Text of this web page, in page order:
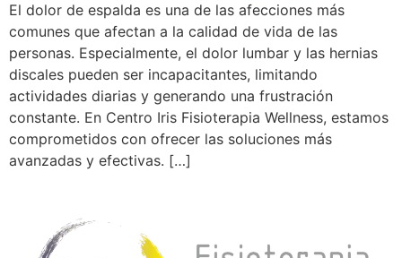
El dolor de espalda es una de las afecciones más
comunes que afectan a la calidad de vida de las
personas. Especialmente, el dolor lumbar y las hernias
discales pueden ser incapacitantes, limitando
actividades diarias y generando una frustración
constante. En Centro Iris Fisioterapia Wellness, estamos
comprometidos con ofrecer las soluciones más
avanzadas y efectivas. […]